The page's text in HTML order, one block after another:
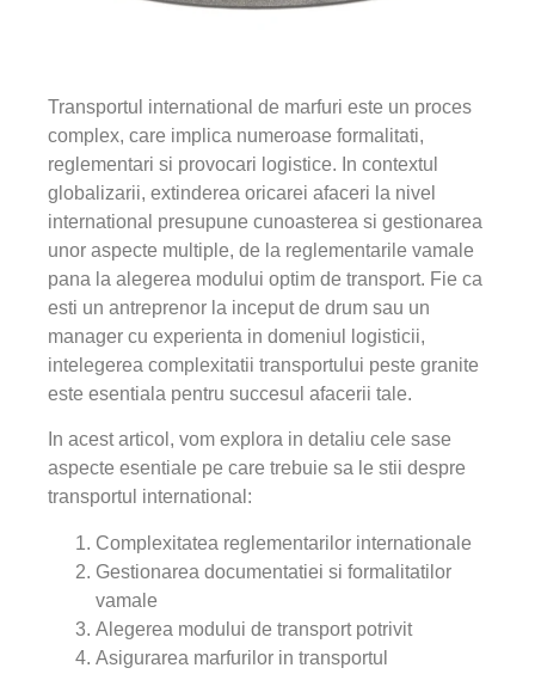
Transportul international de marfuri este un proces
complex, care implica numeroase formalitati,
reglementari si provocari logistice. In contextul
globalizarii, extinderea oricarei afaceri la nivel
international presupune cunoasterea si gestionarea
unor aspecte multiple, de la reglementarile vamale
pana la alegerea modului optim de transport. Fie ca
esti un antreprenor la inceput de drum sau un
manager cu experienta in domeniul logisticii,
intelegerea complexitatii transportului peste granite
este esentiala pentru succesul afacerii tale.
In acest articol, vom explora in detaliu cele sase
aspecte esentiale pe care trebuie sa le stii despre
transportul international:
Complexitatea reglementarilor internationale
Gestionarea documentatiei si formalitatilor
vamale
Alegerea modului de transport potrivit
Asigurarea marfurilor in transportul